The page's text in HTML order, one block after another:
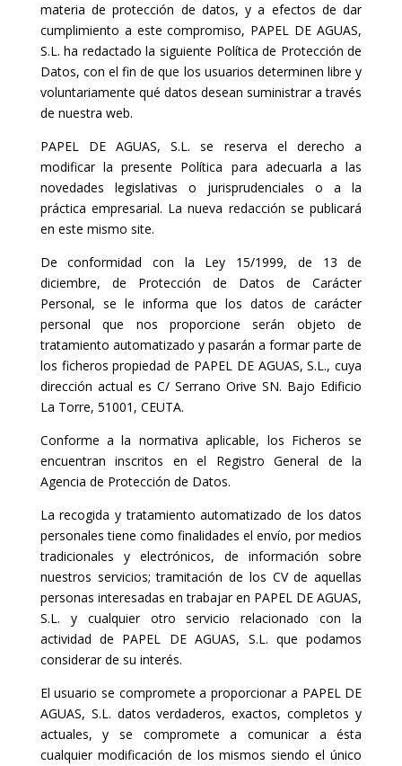
materia de protección de datos, y a efectos de dar
cumplimiento a este compromiso, PAPEL DE AGUAS,
S.L. ha redactado la siguiente Política de Protección de
Datos, con el fin de que los usuarios determinen libre y
voluntariamente qué datos desean suministrar a través
de nuestra web.
PAPEL DE AGUAS, S.L. se reserva el derecho a
modificar la presente Política para adecuarla a las
novedades legislativas o jurisprudenciales o a la
práctica empresarial. La nueva redacción se publicará
en este mismo site.
De conformidad con la Ley 15/1999, de 13 de
diciembre, de Protección de Datos de Carácter
Personal, se le informa que los datos de carácter
personal que nos proporcione serán objeto de
tratamiento automatizado y pasarán a formar parte de
los ficheros propiedad de PAPEL DE AGUAS, S.L., cuya
dirección actual es C/ Serrano Orive SN. Bajo Edificio
La Torre, 51001, CEUTA.
Conforme a la normativa aplicable, los Ficheros se
encuentran inscritos en el Registro General de la
Agencia de Protección de Datos.
La recogida y tratamiento automatizado de los datos
personales tiene como finalidades el envío, por medios
tradicionales y electrónicos, de información sobre
nuestros servicios; tramitación de los CV de aquellas
personas interesadas en trabajar en PAPEL DE AGUAS,
S.L. y cualquier otro servicio relacionado con la
actividad de PAPEL DE AGUAS, S.L. que podamos
considerar de su interés.
El usuario se compromete a proporcionar a PAPEL DE
AGUAS, S.L. datos verdaderos, exactos, completos y
actuales, y se compromete a comunicar a ésta
cualquier modificación de los mismos siendo el único